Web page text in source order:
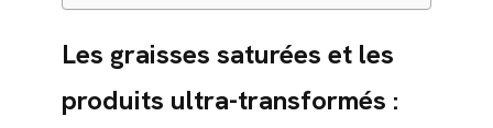
Les graisses saturées et les
produits ultra-transformés :